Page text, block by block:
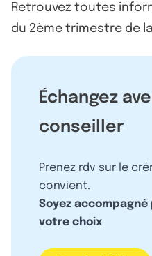
Retrouvez toutes
du 2ème trimestre de
Échangez
conseiller
Prenez rdv sur le
convient.
Soyez
votre choix